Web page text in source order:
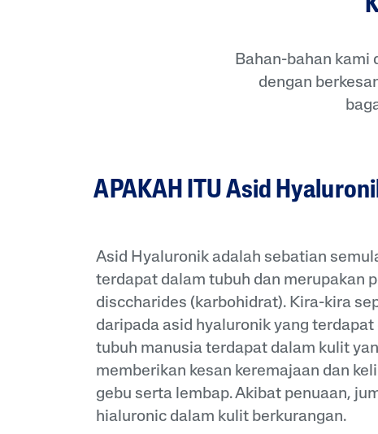
Bahan-bahan kami
dengan
APAKAH ITU Asid
Asid Hyaluronik adalah sebatian
terdapat dalam tubuh dan merupakan
disccharides (karbohidrat). Kira-kira
daripada asid hyaluronik yang terdapat
tubuh manusia terdapat dalam kulit
memberikan kesan keremajaan dan
gebu serta lembap. Akibat penuaan,
hialuronic dalam kulit berkurangan.